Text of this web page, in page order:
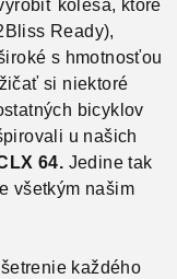
kolesá, ktoré
Ready),
s hmotnosťou
si niektoré
bicyklov
u našich
64. Jedine tak
všetkým našim
každého